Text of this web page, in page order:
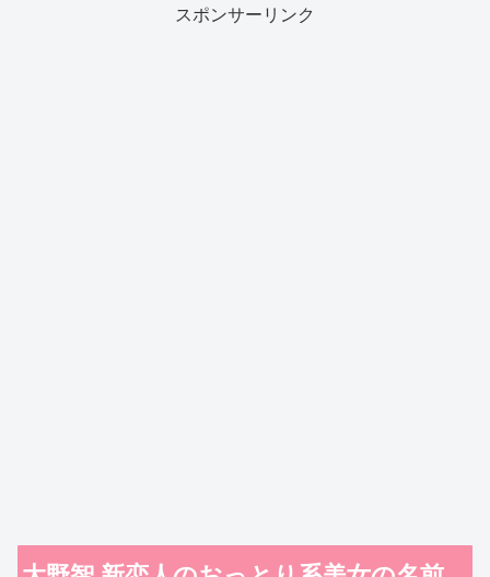
スポンサーリンク